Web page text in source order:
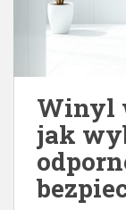
Winyl
jak